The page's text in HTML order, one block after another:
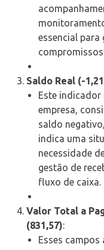
essencial para
Saldo Real (-
Este indicador
empresa,
saldo
indica uma
necessidade
gestão de
fluxo de caixa.
Valor Total a
(831,57):
Esses